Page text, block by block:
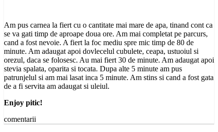
Am pus carnea la fiert cu o cantitate mai mare de apa, tinand cont ca
se va gati timp de aproape doua ore. Am mai completat pe parcurs,
cand a fost nevoie. A fiert la foc mediu spre mic timp de 80 de
minute. Am adaugat apoi dovlecelul cubulete, ceapa, ustuoiul si
orezul, daca se folosesc. Au mai fiert 30 de minute. Am adaugat apoi
stevia spalata, oparita si tocata. Dupa alte 5 minute am pus
patrunjelul si am mai lasat inca 5 minute. Am stins si cand a fost gata
de a fi servita am adaugat si uleiul.
Enjoy pitic!
comentarii